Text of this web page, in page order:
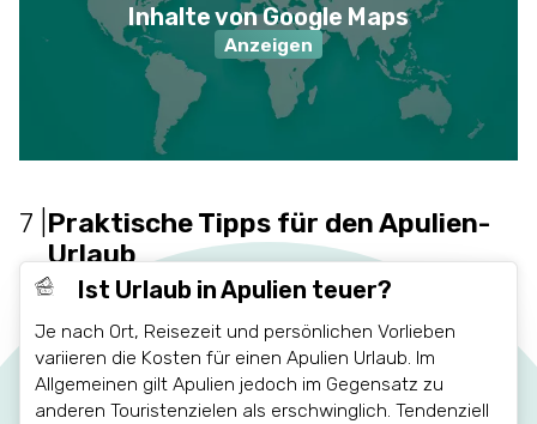
Inhalte von Google Maps
Anzeigen
7 Praktische Tipps für den Apulien-
Urlaub
Ist Urlaub in Apulien teuer?
Je nach Ort, Reisezeit und persönlichen Vorlieben
variieren die Kosten für einen Apulien Urlaub. Im
Allgemeinen gilt Apulien jedoch im Gegensatz zu
anderen Touristenzielen als erschwinglich. Tendenziell